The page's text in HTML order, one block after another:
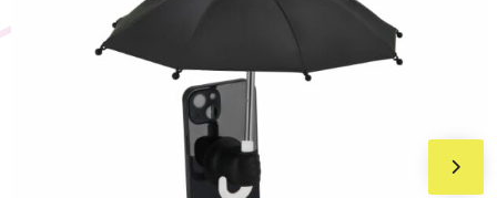
Brievenbuspakketten